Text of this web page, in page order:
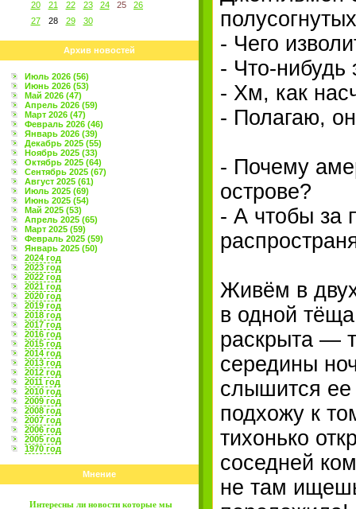
20
21 22 23 24 25
26
27
28 29 30
Архив новостей
Июль 2026 (56)
Июнь 2026 (53)
Май 2026 (47)
Апрель 2026 (59)
Март 2026 (47)
Февраль 2026 (46)
Январь 2026 (39)
Декабрь 2025 (55)
Ноябрь 2025 (33)
Октябрь 2025 (64)
Сентябрь 2025 (67)
Август 2025 (61)
Июль 2025 (69)
Июнь 2025 (54)
Май 2025 (53)
Апрель 2025 (65)
Март 2025 (59)
Февраль 2025 (59)
Январь 2025 (50)
2024 год
2023 год
2022 год
2021 год
2020 год
2019 год
2018 год
2017 год
2016 год
2015 год
2014 год
2013 год
2012 год
2011 год
2010 год
2009 год
2008 год
2007 год
2006 год
2005 год
1970 год
Мнение
Интересны ли новости которые мы
- Чего
- Что-нибудь
- Хм, как
- Полагаю,
- Почему
острове?
- А чтобы за
Живём в
в одной
раскрыта —
середины
слышится
подхожу к
тихонько
соседней
не там